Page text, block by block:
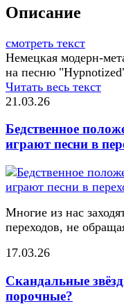
Описание
смотреть текст
Немецкая модерн-
на песню
Читать весь текст
21.03.26
Бедственное
играют песни в
Многие из нас
переходов, не
17.03.26
Скандальные
порочные?